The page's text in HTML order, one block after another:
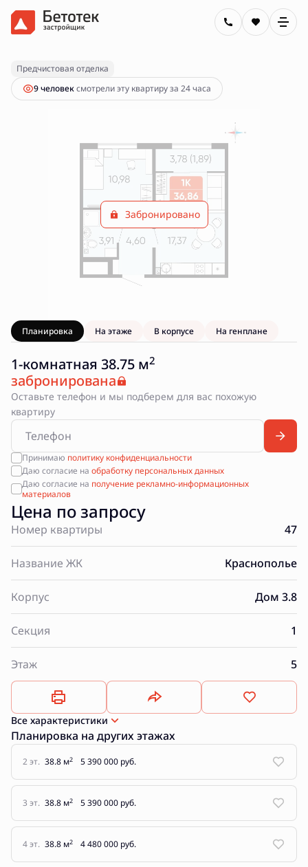
1-комнатная38.75 м Цена по запросу
Предчистовая отделка
9 человексмотрели эту квартиру за 24 часа
Забронировано
Планировка На этаже В корпусе На генплане
1-комнатная 38.75 м2
забронирована
Оставьте телефон и мы подберем для вас похожую
квартиру
Принимаю политику конфиденциальности
Даю согласие на обработку персональных данных
Даю согласие на получение рекламно-информационных
материалов
Цена по запросу
Номер квартиры 47
Название ЖК Краснополье
Корпус Дом 3.8
Секция 1
Этаж 5
Все характеристики
Планировка на других этажах
2 эт. 38.8 м2 5 390 000 руб.
3 эт. 38.8 м2 5 390 000 руб.
4 эт. 38.8 м2 4 480 000 руб.